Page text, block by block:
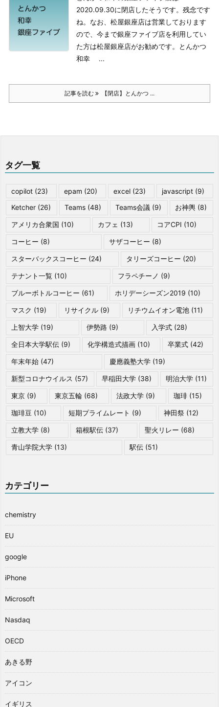
2020.09.30に閉店したそうです。 残念です
ね。 なお、松屋銀座店は営業しております
ので、今まで銀座ファイブ店を利用してい
た方は松屋銀座店がお勧めです。
とんかつ
和幸 ...
記事を読む 【閉店】とんかつ ...
タグ一覧
copilot (23) epam (20) excel (23) javascript (9)
Ketcher (26) Teams (48) Teams会議 (9) お神輿(8)
アメリカ合衆国 (10) カフェ (13) コアCPI (10)
コーヒー (8) サザコーヒー (8)
スターバックスコーヒー (24) タリーズコーヒー (20)
テナント一覧 (10) フラペチーノ (9)
ブルーボトルコーヒー (61) ホリデーシーズン2019 (10)
マスク (19) リサイクル (9) リチウムイオン電池(11)
上智大学 (19) 伊勢路 (9) 入学式 (28)
全日本大学駅伝 (9) 化学構造式描画 (10) 卒業式(42)
年末年始 (47) 慶應義塾大学(19)
新型コロナウイルス (57) 早稲田大学 (38) 明治大学(11)
東京 (9) 東京五輪 (68) 法政大学 (9) 珈琲 (15)
珈琲豆 (10) 短期プライムレート (9) 神田祭(12)
立教大学 (8) 箱根駅伝 (37) 聖火リレー (68)
青山学院大学 (13) 駅伝 (51)
カテゴリー
chemistry
EU
google
iPhone
Microsoft
Nasdaq
OECD
あきる野
アイコン
イギリス